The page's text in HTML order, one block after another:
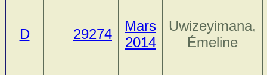
D 29274
Mars
2014
Uwizeyimana,
Émeline